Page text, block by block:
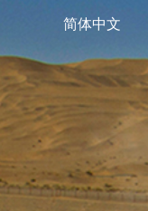
简体中文